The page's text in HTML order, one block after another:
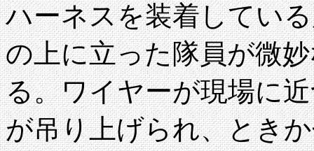
ハーネスを装着してい
の上に立った隊員が微
る。ワイヤーが現場に
が吊り上げられ、とき